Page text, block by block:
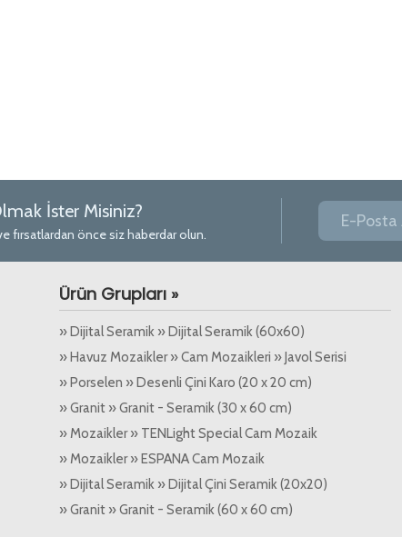
İster Misiniz?
fırsatlardan önce siz haberdar olun.
Ürün Grupları »
» Dijital Seramik » Dijital Seramik (60x60)
» Havuz Mozaikler » Cam Mozaikleri » Javol Serisi
» Porselen » Desenli Çini Karo (20 x 20 cm)
» Granit » Granit - Seramik (30 x 60 cm)
» Mozaikler » TENLight Special Cam Mozaik
» Mozaikler » ESPANA Cam Mozaik
» Dijital Seramik » Dijital Çini Seramik (20x20)
» Granit » Granit - Seramik (60 x 60 cm)